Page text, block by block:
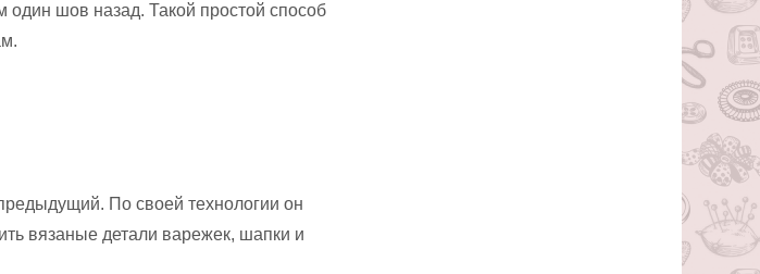
шов назад. Такой простой способ
По своей технологии он
вязаные детали варежек, шапки и